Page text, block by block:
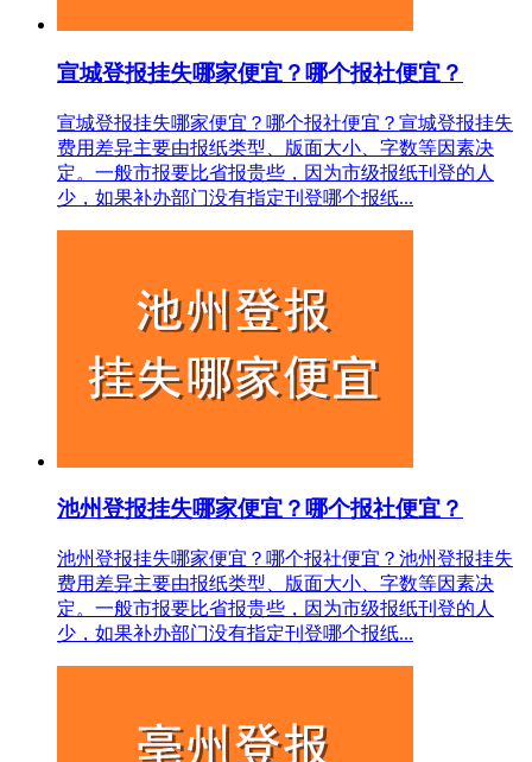
宣城登报挂失哪家便宜？哪个报社便宜？
宣城登报挂失哪家便宜？哪个报社便宜？宣城登报挂失
费用差异主要由报纸类型、版面大小、字数等因素决
定。一般市报要比省报贵些，因为市级报纸刊登的人
少，如果补办部门没有指定刊登哪个报纸...
池州登报挂失哪家便宜？哪个报社便宜？
池州登报挂失哪家便宜？哪个报社便宜？池州登报挂失
费用差异主要由报纸类型、版面大小、字数等因素决
定。一般市报要比省报贵些，因为市级报纸刊登的人
少，如果补办部门没有指定刊登哪个报纸...